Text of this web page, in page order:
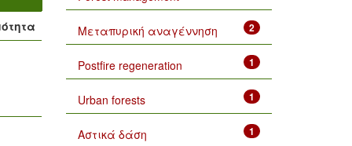
2
Μεταπυρική αναγέννηση
1
Postfire regeneration
1
Urban forests
1
Αστικά δάση